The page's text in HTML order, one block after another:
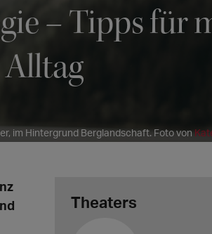
– Tipps für
im Hintergrund Berglandschaft. Foto von
Theaters